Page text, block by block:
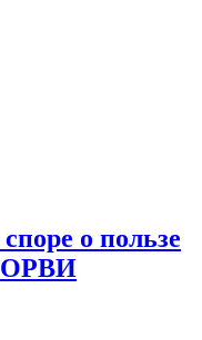
о пользе
ОРВИ